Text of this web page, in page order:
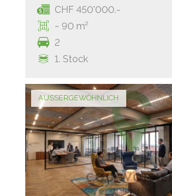
CHF 450'000.-
~ 90 m²
2
1. Stock
AUSSERGEWÖHNLICH